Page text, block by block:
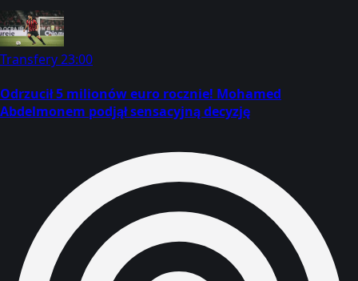
Transfery23:00
Odrzucił 5 milionów euro rocznie! Mohamed
Abdelmonem podjął sensacyjną decyzję